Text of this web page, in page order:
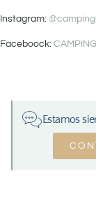
Instagram:
Faceboock:
Estamos